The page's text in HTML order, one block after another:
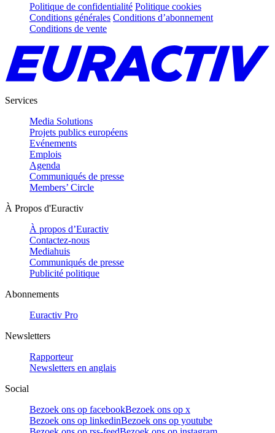
Politique de confidentialité Politique cookies
Conditions générales Conditions d’abonnement
Conditions de vente
Services
Media Solutions
Projets publics européens
Evénements
Emplois
Agenda
Communiqués de presse
Members’ Circle
À Propos d'Euractiv
À propos d’Euractiv
Contactez-nous
Mediahuis
Communiqués de presse
Publicité politique
Abonnements
Euractiv Pro
Newsletters
Rapporteur
Newsletters en anglais
Social
Bezoek ons op facebookBezoek ons op x
Bezoek ons op linkedinBezoek ons op youtube